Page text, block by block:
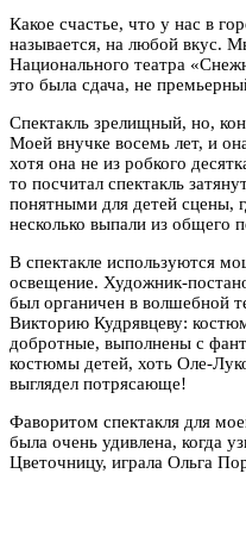
Какое счастье, что у нас в
называется, на любой вкус.
Национального театра
это была сдача, не
Спектакль зрелищный, но,
Моей внучке восемь лет, и
хотя она не из робкого
то посчитал спектакль
понятными для детей сцены,
несколько выпали из общего
В спектакле используются
освещение. Художник-
был органичен в волшебной
Викторию Кудрявцеву:
добротные, выполнены с
костюмы детей, хоть Оле-
выглядел потрясающе!
Фаворитом спектакля для
была очень удивлена, когда
Цветочницу, играла Ольга